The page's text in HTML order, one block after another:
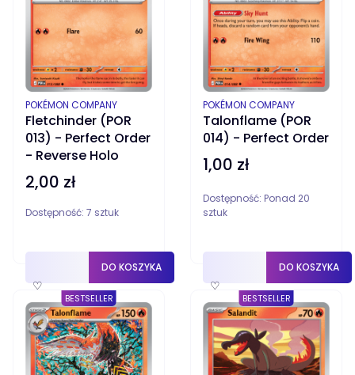
Fletchinder (POR
013) - Perfect Order
- Reverse Holo
PRODUCENT
POKÉMON COMPANY
Cena
2,00 zł
Dostępność: 7 sztuk
♡
DO KOSZYKA
Talonflame (POR
014) - Perfect Order
PRODUCENT
POKÉMON COMPANY
Cena
1,00 zł
Dostępność: Ponad 20
sztuk
♡
DO KOSZYKA
BESTSELLER BESTSELLER